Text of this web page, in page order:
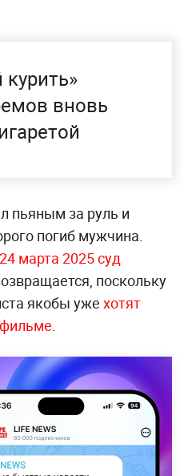
вновь
пьяным за руль и
погиб мужчина.
24 марта 2025 суд
поскольку
якобы уже хотят
.